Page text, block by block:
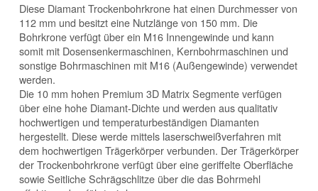
Diese Diamant Trockenbohrkrone hat einen Durchmesser von
112 mm und besitzt eine Nutzlänge von 150 mm. Die
Bohrkrone verfügt über ein M16 Innengewinde und kann
somit mit Dosensenkermaschinen, Kernbohrmaschinen und
sonstige Bohrmaschinen mit M16 (Außengewinde) verwendet
werden.
Die 10 mm hohen Premium 3D Matrix Segmente verfügen
über eine hohe Diamant-Dichte und werden aus qualitativ
hochwertigen und temperaturbeständigen Diamanten
hergestellt. Diese werde mittels laserschweißverfahren mit
dem hochwertigen Trägerkörper verbunden. Der Trägerkörper
der Trockenbohrkrone verfügt über eine geriffelte Oberfläche
sowie Seitliche Schrägschlitze über die das Bohrmehl